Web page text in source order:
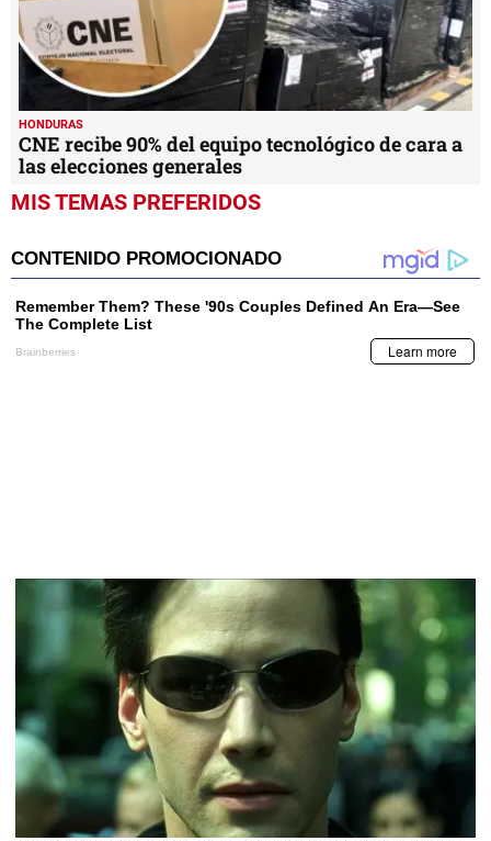
HONDURAS
CNE recibe 90% del equipo tecnológico de cara a
las elecciones generales
MIS TEMAS PREFERIDOS